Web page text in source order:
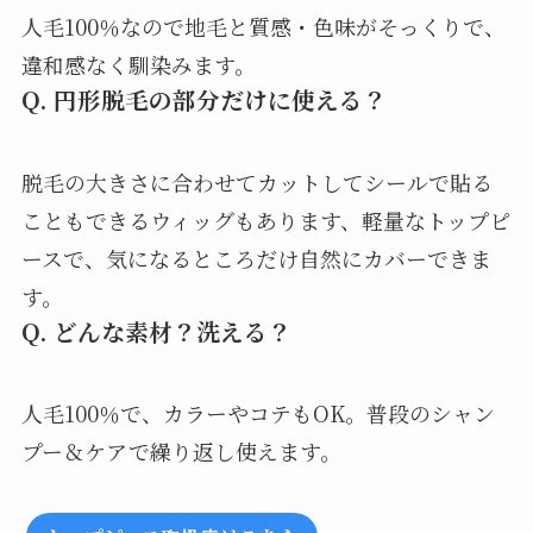
人毛100％なので地毛と質感・色味がそっくりで、
違和感なく馴染みます。
Q. 円形脱毛の部分だけに使える？
脱毛の大きさに合わせてカットしてシールで貼る
こともできるウィッグもあります、軽量なトップピ
ースで、気になるところだけ自然にカバーできま
す。
Q. どんな素材？洗える？
人毛100％で、カラーやコテもOK。普段のシャン
プー＆ケアで繰り返し使えます。